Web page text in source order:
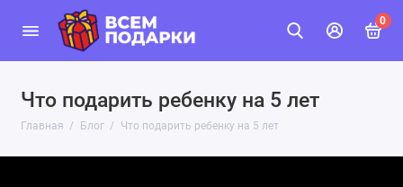
0
Что подарить ребенку на 5 лет
Главная Блог Что подарить ребенку на 5 лет